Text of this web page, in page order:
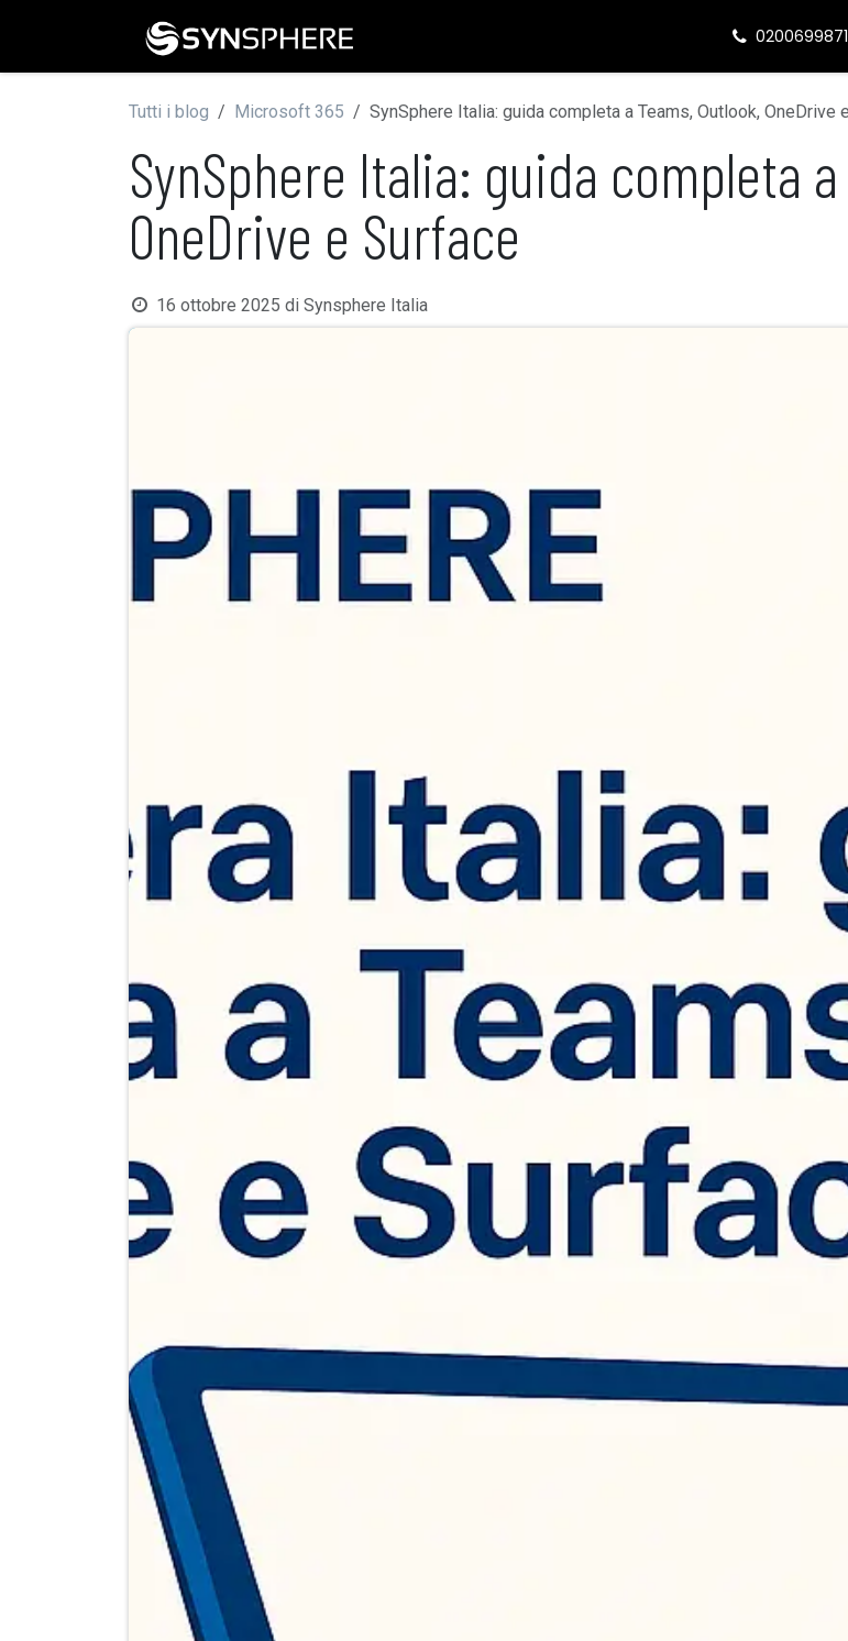
0200699871
Tutti i blog Microsoft 365 SynSphere Italia: guida completa a Teams, Outlook, OneDrive
SynSphere Italia: guida completa
OneDrive e Surface
16 ottobre 2025 di Synsphere Italia